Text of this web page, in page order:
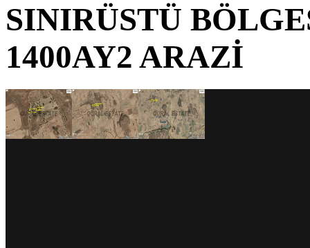
SINIRÜSTÜ
1400AY2 ARAZİ